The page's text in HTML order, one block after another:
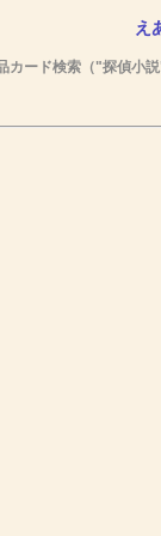
え
カード検索（"探偵小